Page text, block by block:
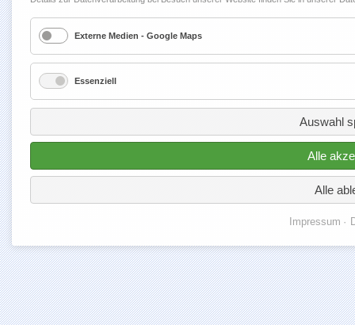
Externe Medien - Google Maps
Essenziell
Auswahl
Alle
Alle
Impressum